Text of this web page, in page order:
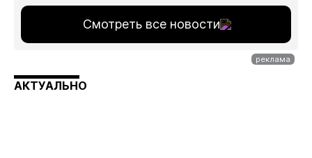
Смотреть все новости
АКТУАЛЬНО